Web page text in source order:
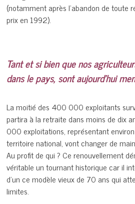
(notamment après l’abandon de toute
prix en 1992).
Tant et si bien que nos
dans le pays, sont aujourd’hui
La moitié des 400 000 exploitants
partira à la retraite dans moins de dix
000 exploitations, représentant
territoire national, vont changer de
Au profit de qui ? Ce renouvellement
véritable un tournant historique car il
d’un ce modèle vieux de 70 ans qui
limites.